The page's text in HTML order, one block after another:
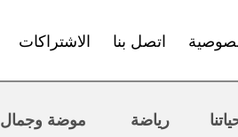
اتصل بنا الاشتراكات
رياضة موضة وجمال